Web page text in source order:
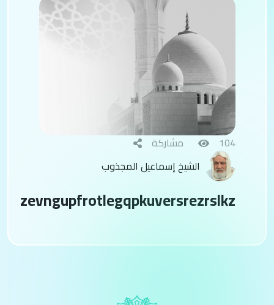
الشيخ إسماعيل المجذوب
104 مشاركة
zevngupfrotlegqpkuversrezrslkz